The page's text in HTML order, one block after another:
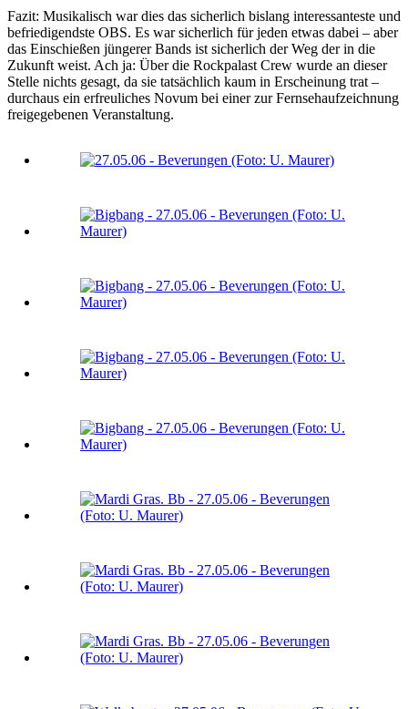
Fazit: Musikalisch war dies das sicherlich bislang interessanteste und
befriedigendste OBS. Es war sicherlich für jeden etwas dabei – aber
das Einschießen jüngerer Bands ist sicherlich der Weg der in die
Zukunft weist. Ach ja: Über die Rockpalast Crew wurde an dieser
Stelle nichts gesagt, da sie tatsächlich kaum in Erscheinung trat –
durchaus ein erfreuliches Novum bei einer zur Fernsehaufzeichnung
freigegebenen Veranstaltung.